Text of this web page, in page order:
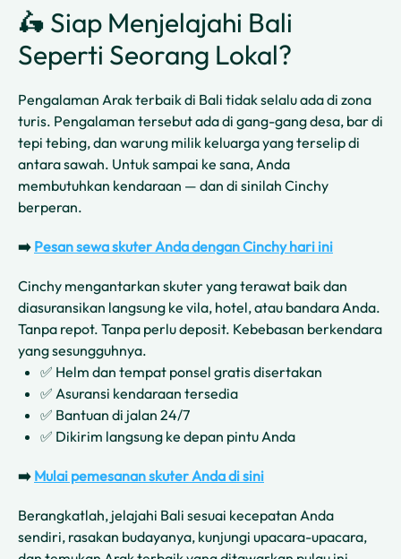
🛵 Siap Menjelajahi Bali
Seperti Seorang Lokal?
Pengalaman Arak terbaik di Bali tidak selalu ada di zona
turis. Pengalaman tersebut ada di gang-gang desa, bar di
tepi tebing, dan warung milik keluarga yang terselip di
antara sawah. Untuk sampai ke sana, Anda
membutuhkan kendaraan — dan di sinilah Cinchy
berperan.
➡️ Pesan sewa skuter Anda dengan Cinchy hari ini
Cinchy mengantarkan skuter yang terawat baik dan
diasuransikan langsung ke vila, hotel, atau bandara Anda.
Tanpa repot. Tanpa perlu deposit. Kebebasan berkendara
yang sesungguhnya.
✅ Helm dan tempat ponsel gratis disertakan
✅ Asuransi kendaraan tersedia
✅ Bantuan di jalan 24/7
✅ Dikirim langsung ke depan pintu Anda
➡️ Mulai pemesanan skuter Anda di sini
Berangkatlah, jelajahi Bali sesuai kecepatan Anda
sendiri, rasakan budayanya, kunjungi upacara-upacara,